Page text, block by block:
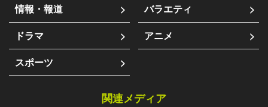
情報・報道
バラエティ
ドラマ
アニメ
スポーツ
関連メディア